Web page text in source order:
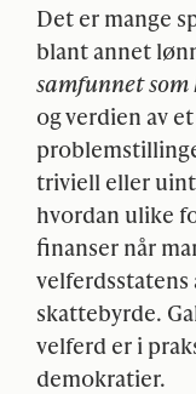
Det er mange
blant annet
samfunnet som
og verdien av
triviell eller
hvordan ulike
finanser når
skattebyrde.
velferd er i
demokratier.